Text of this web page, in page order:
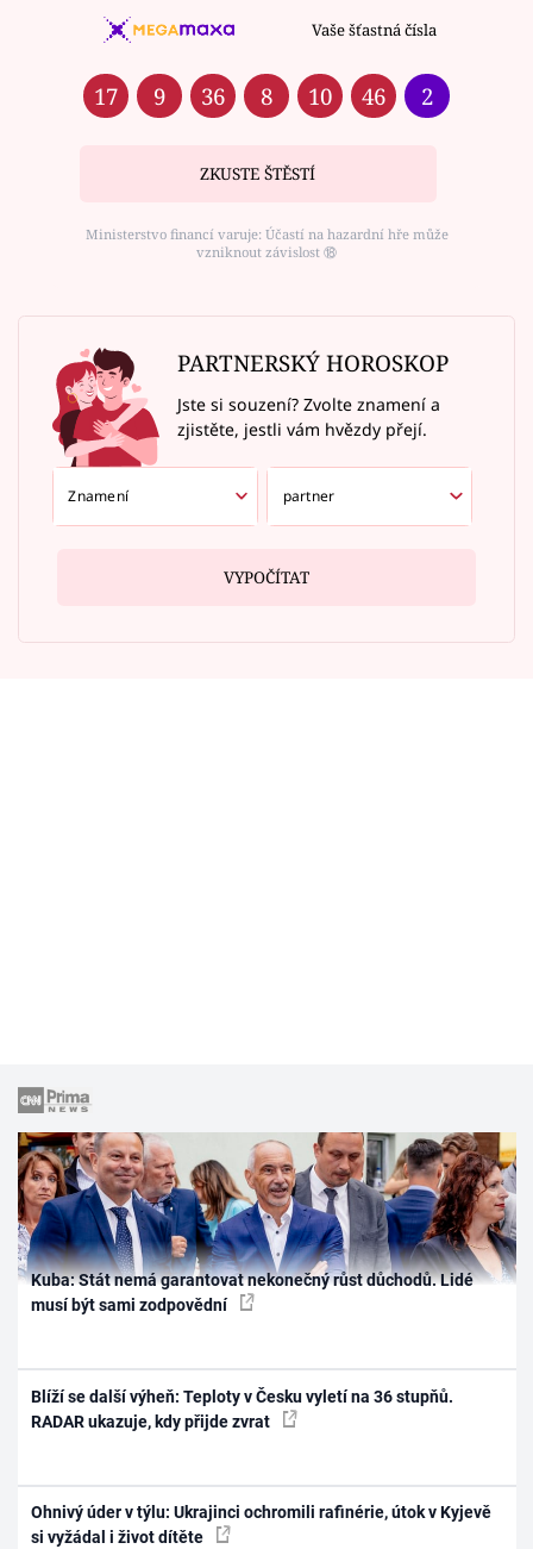
Vaše šťastná čísla
17 9 36 8 10 46 2
ZKUSTE ŠTĚSTÍ
Ministerstvo financí varuje: Účastí na hazardní hře může
vzniknout závislost ⑱
PARTNERSKÝ HOROSKOP
Jste si souzení? Zvolte znamení a
zjistěte, jestli vám hvězdy přejí.
VYPOČÍTAT
Kuba: Stát nemá garantovat nekonečný růst důchodů. Lidé
musí být sami zodpovědní
Blíží se další výheň: Teploty v Česku vyletí na 36 stupňů.
RADAR ukazuje, kdy přijde zvrat
Ohnivý úder v týlu: Ukrajinci ochromili rafinérie, útok v Kyjevě
si vyžádal i život dítěte